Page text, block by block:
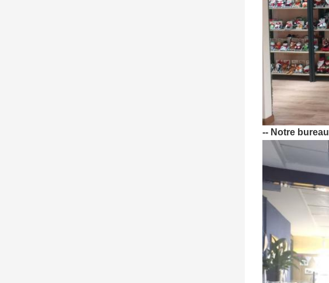
-- Notre bureau